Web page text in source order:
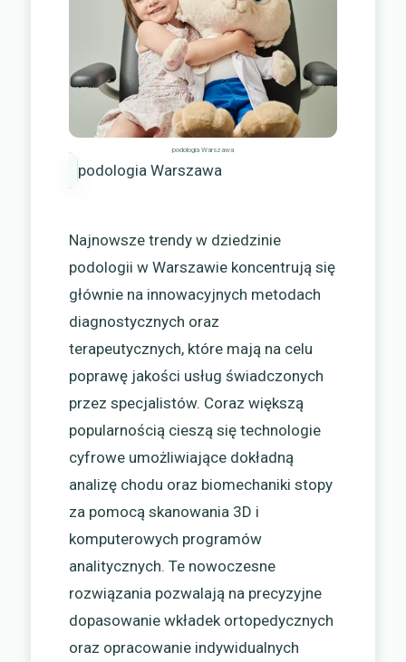
podologia Warszawa
podologia Warszawa
Najnowsze trendy w dziedzinie
podologii w Warszawie koncentrują się
głównie na innowacyjnych metodach
diagnostycznych oraz
terapeutycznych, które mają na celu
poprawę jakości usług świadczonych
przez specjalistów. Coraz większą
popularnością cieszą się technologie
cyfrowe umożliwiające dokładną
analizę chodu oraz biomechaniki stopy
za pomocą skanowania 3D i
komputerowych programów
analitycznych. Te nowoczesne
rozwiązania pozwalają na precyzyjne
dopasowanie wkładek ortopedycznych
oraz opracowanie indywidualnych